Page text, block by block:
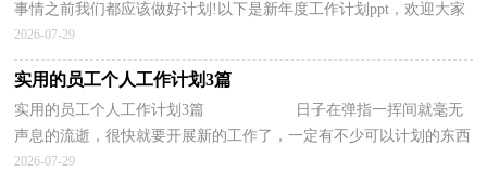
事情之前我们都应该做好计划!以下是新年度工作计划ppt，欢迎大家
阅读! 最新生产部年度工作计划精...
2026-07-29
实用的员工个人工作计划3篇
实用的员工个人工作计划3篇 日子在弹指一挥间就毫无
声息的流逝，很快就要开展新的工作了，一定有不少可以计划的东西
吧。工作计划怎么写才不会流于形式呢？以...
2026-07-29